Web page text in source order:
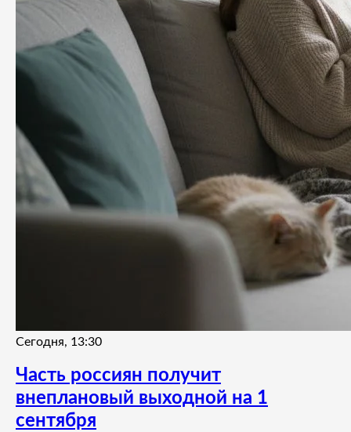
Сегодня, 13:30
Часть россиян получит
внеплановый выходной на 1
сентября